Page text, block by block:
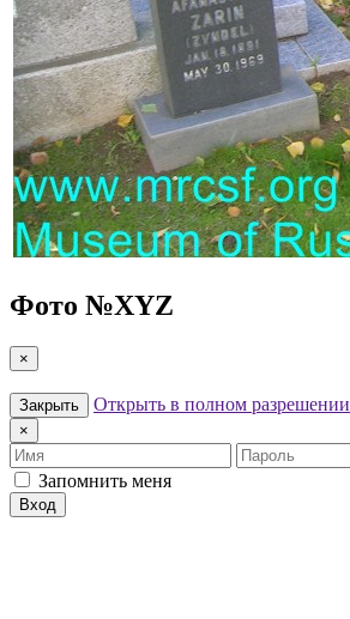
Фото №XYZ
×
Закрыть Открыть в полном разрешении
×
Имя
Пароль
Запомнить меня
Вход